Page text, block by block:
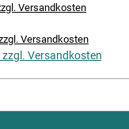
Versandkosten
Versandkosten
Versandkosten